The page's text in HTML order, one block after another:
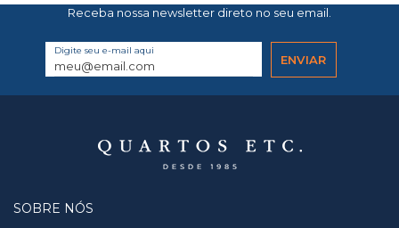
Receba nossa newsletter direto no seu email.
Digite seu e-mail aqui
SOBRE NÓS